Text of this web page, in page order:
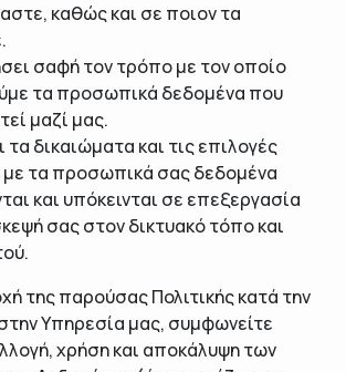
καθώς και σε ποιον τα
σαφή τον τρόπο με τον οποίο
τα προσωπικά δεδομένα που
μαζί μας.
τα δικαιώματα και τις επιλογές
τα προσωπικά σας δεδομένα
και υπόκεινται σε επεξεργασία
σας στον δικτυακό τόπο και
της παρούσας Πολιτικής κατά την
Υπηρεσία μας, συμφωνείτε
χρήση και αποκάλυψη των